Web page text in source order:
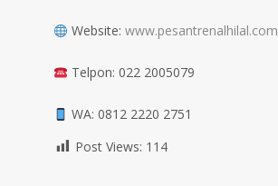
Website: www.pesantrenalhilal.com
Telpon: 022 2005079
WA: 0812 2220 2751
Post Views: 114